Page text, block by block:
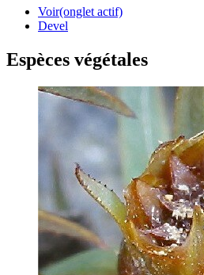
Voir(onglet actif)
Devel
Espèces végétales